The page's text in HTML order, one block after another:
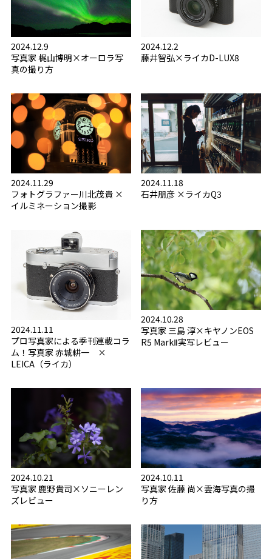
2024.12.9
写真家 梶山博明×オーロラ写
真の撮り方
2024.12.2
藤井智弘×ライカD-LUX8
2024.11.29
フォトグラファー川北茂貴 ×
イルミネーション撮影
2024.11.18
石井朋彦 ×ライカQ3
2024.11.11
プロ写真家による季刊連載コラ
ム！写真家 赤城耕一 ×
LEICA（ライカ）
2024.10.28
写真家 三島 淳×キヤノンEOS
R5 MarkⅡ実写レビュー
2024.10.21
写真家 鹿野貴司×ソニーレン
ズレビュー
2024.10.11
写真家 佐藤 尚×雲海写真の撮
り方